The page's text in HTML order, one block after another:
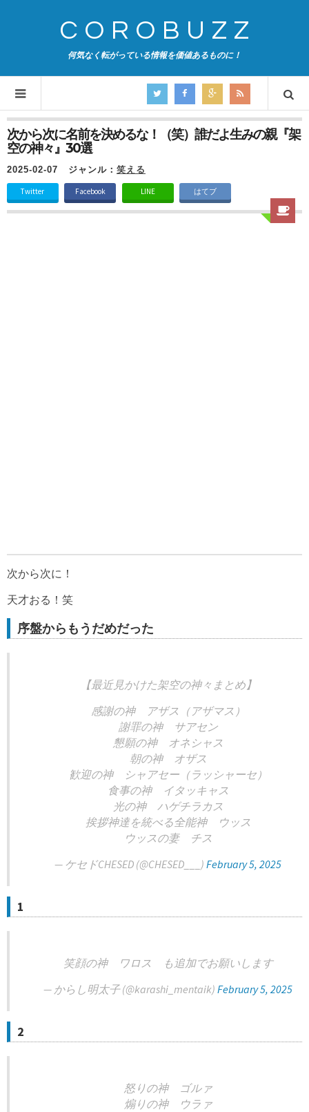
COROBUZZ
何気なく転がっている情報を価値あるものに！
次から次に名前を決めるな！（笑）誰だよ生みの親『架
空の神々』30選
2025-02-07 ジャンル： 笑える
Twitter Facebook LINE はてブ
次から次に！
天才おる！笑
序盤からもうだめだった
【最近見かけた架空の神々まとめ】
感謝の神 アザス（アザマス）
謝罪の神 サアセン
懇願の神 オネシャス
朝の神 オザス
歓迎の神 シャアセー（ラッシャーセ）
食事の神 イタッキャス
光の神 ハゲチラカス
挨拶神達を統べる全能神 ウッス
ウッスの妻 チス
— ケセドCHESED (@CHESED___) February 5, 2025
1
笑顔の神 ワロス も追加でお願いします
— からし明太子️ (@karashi_mentaik) February 5, 2025
2
怒りの神 ゴルァ
煽りの神 ウラァ